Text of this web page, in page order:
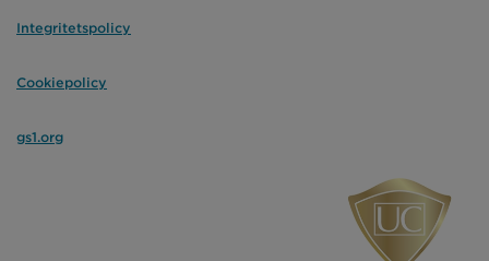
Integritetspolicy
Cookiepolicy
gs1.org